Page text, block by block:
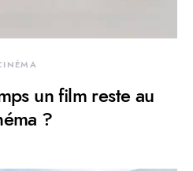
un film reste au
?